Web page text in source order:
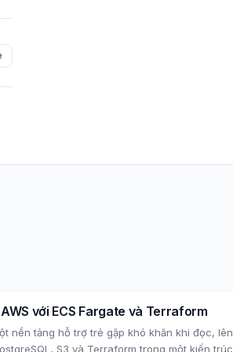
với ECS Fargate và Terraform
nền tảng hỗ trợ trẻ gặp khó khăn khi đọc, lên
S3 và Terraform trong một kiến trúc